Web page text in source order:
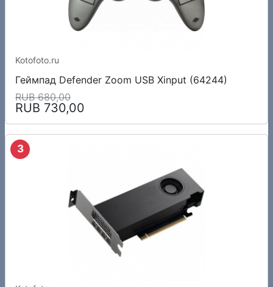
Kotofoto.ru
Геймпад Defender Zoom USB Xinput (64244)
RUB 680,00
RUB 730,00
3